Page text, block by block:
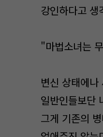
강인하다고
"마법소녀는
변신 상태에
일반인들보단
그게 기존의